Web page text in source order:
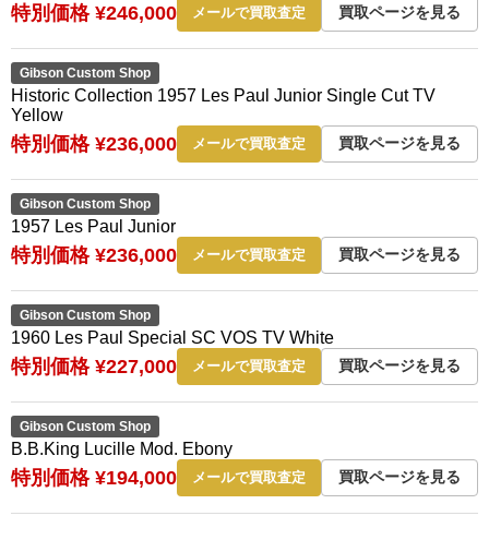
特別価格 ¥246,000 メールで買取査定 買取ページを見る
Gibson Custom Shop
Historic Collection 1957 Les Paul Junior Single Cut TV
Yellow
特別価格 ¥236,000 メールで買取査定 買取ページを見る
Gibson Custom Shop
1957 Les Paul Junior
特別価格 ¥236,000 メールで買取査定 買取ページを見る
Gibson Custom Shop
1960 Les Paul Special SC VOS TV White
特別価格 ¥227,000 メールで買取査定 買取ページを見る
Gibson Custom Shop
B.B.King Lucille Mod. Ebony
特別価格 ¥194,000 メールで買取査定 買取ページを見る